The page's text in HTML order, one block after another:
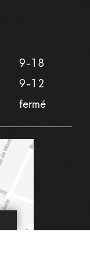
9-18
9-12
fermé